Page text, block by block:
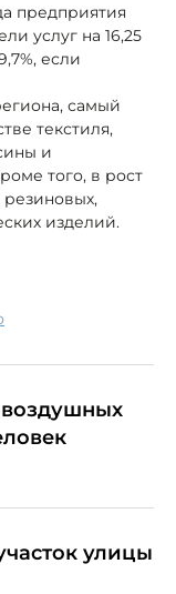
предприятия
услуг на 16,25
если
самый
текстиля,
и
того, в рост
изделий.
воздушных
улицы